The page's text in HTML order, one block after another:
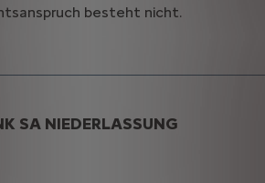
besteht nicht.
SA NIEDERLASSUNG